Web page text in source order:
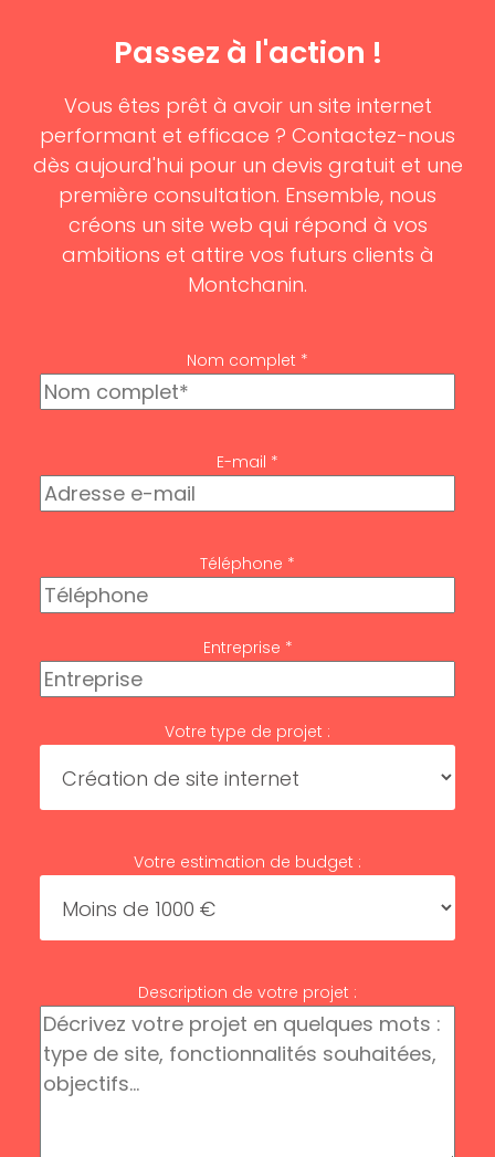
Passez à l'action !
Vous êtes prêt à avoir un site internet
performant et efficace ? Contactez-nous
dès aujourd'hui pour un devis gratuit et une
première consultation. Ensemble, nous
créons un site web qui répond à vos
ambitions et attire vos futurs clients à
Montchanin.
Nom complet *
E-mail *
Téléphone *
Entreprise *
Votre type de projet :
Votre estimation de budget :
Description de votre projet :